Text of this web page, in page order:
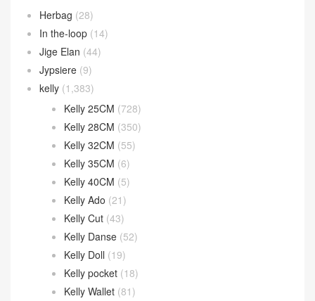
Herbag (28)
In the-loop (14)
Jige Elan (44)
Jypsiere (9)
kelly (1,383)
Kelly 25CM (728)
Kelly 28CM (350)
Kelly 32CM (55)
Kelly 35CM (6)
Kelly 40CM (5)
Kelly Ado (21)
Kelly Cut (43)
Kelly Danse (52)
Kelly Doll (19)
Kelly pocket (18)
Kelly Wallet (81)